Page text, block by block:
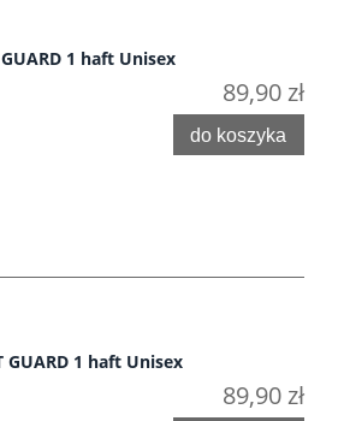
1 haft Unisex
89,90 zł
do koszyka
GUARD 1 haft Unisex
89,90 zł